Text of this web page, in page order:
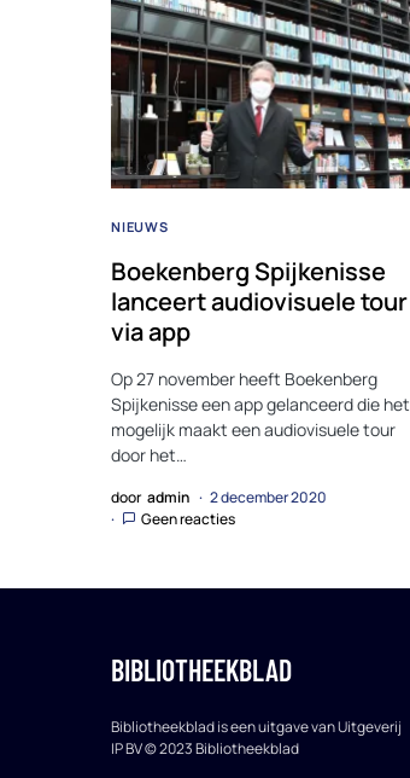
NIEUWS
Boekenberg Spijkenisse
lanceert audiovisuele tour
via app
Op 27 november heeft Boekenberg
Spijkenisse een app gelanceerd die het
mogelijk maakt een audiovisuele tour
door het…
door admin
2 december 2020
Geen reacties
BIBLIOTHEEKBLAD
Bibliotheekblad is een uitgave van Uitgeverij
IP BV © 2023 Bibliotheekblad